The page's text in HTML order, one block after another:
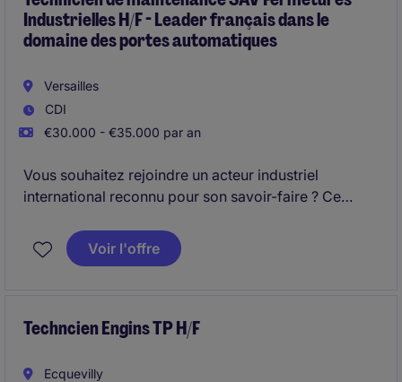
Industrielles H/F - Leader français dans le
domaine des portes automatiques
Versailles
CDI
€30.000 - €35.000 par an
Vous souhaitez rejoindre un acteur industriel
international reconnu pour son savoir-faire ? Ce
mettre en avant vos compétences techniques tout en
intervenant directement auprès des clients.
Voir l'offre
Techncien Engins TP H/F
Ecquevilly